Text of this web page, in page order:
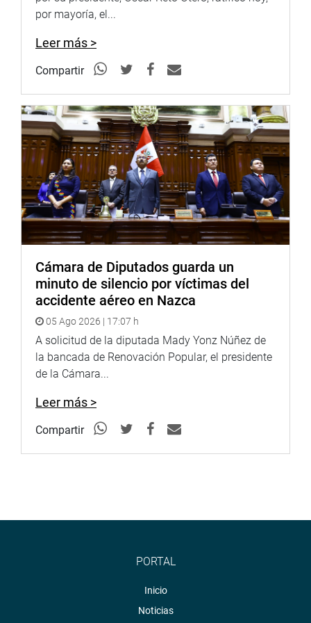
que al menos unos 100 estén operativos en la capital.
El legislador Raúl Doroteo Carbajo hizo un llamado a las
diferentes instituciones que tienen que tomar cartas en el
asunto de la prevención y seguridad ante el inminente
hospitales, centros educativos, cárceles, iglesias y otros.
Estaremos atentos y propiciaremos acciones de control al
respecto”, dijo.
OFICINA DE COMUNICACIONES E IMAGEN
INSTITUCIONAL
por mayoría, el...
Leer más >
Compartir
Cámara de Diputados guarda un
minuto de silencio por víctimas del
accidente aéreo en Nazca
05 Ago 2026 | 17:07 h
A solicitud de la diputada Mady Yonz Núñez de
la bancada de Renovación Popular, el presidente
de la Cámara...
Leer más >
Compartir
PORTAL
Inicio
Noticias